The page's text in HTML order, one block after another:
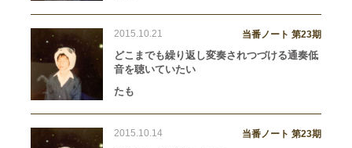
2015.10.21 当番ノート 第23期
どこまでも繰り返し変奏されつづける通奏低
音を聴いていたい
たも
2015.10.14 当番ノート 第23期